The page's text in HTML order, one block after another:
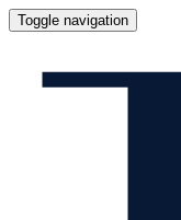
Toggle navigation